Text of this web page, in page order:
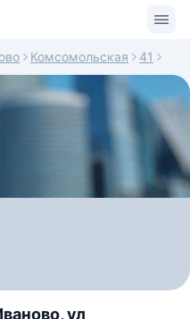
Комсомольская 41
ул